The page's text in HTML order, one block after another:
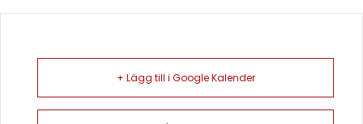
+ Lägg till i Google Kalender